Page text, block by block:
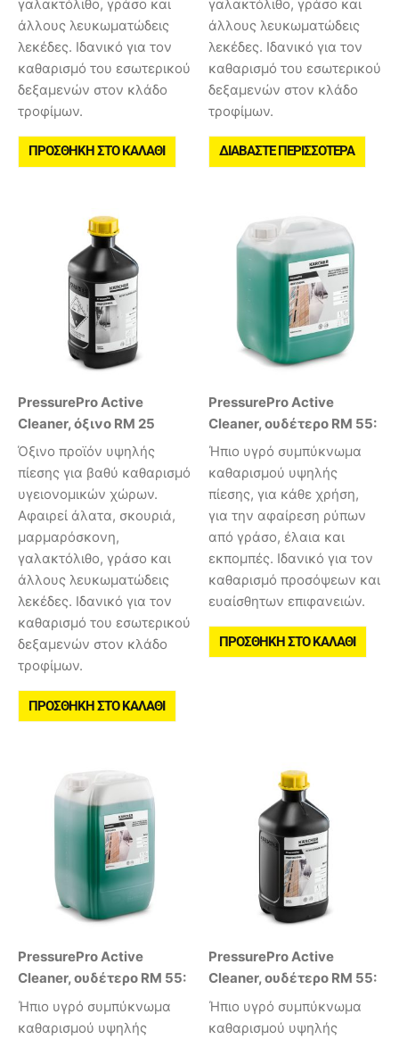
γαλακτόλιθο, γράσο και
άλλους λευκωματώδεις
λεκέδες. Ιδανικό για τον
καθαρισμό του εσωτερικού
δεξαμενών στον κλάδο
τροφίμων.
ΠΡΟΣΘΉΚΗ ΣΤΟ ΚΑΛΆΘΙ
γαλακτόλιθο, γράσο και
άλλους λευκωματώδεις
λεκέδες. Ιδανικό για τον
καθαρισμό του εσωτερικού
δεξαμενών στον κλάδο
τροφίμων.
ΔΙΑΒΆΣΤΕ ΠΕΡΙΣΣΌΤΕΡΑ
PressurePro Active
Cleaner, όξινο RM 25
Όξινο προϊόν υψηλής
πίεσης για βαθύ καθαρισμό
υγειονομικών χώρων.
Αφαιρεί άλατα, σκουριά,
μαρμαρόσκονη,
γαλακτόλιθο, γράσο και
άλλους λευκωματώδεις
λεκέδες. Ιδανικό για τον
καθαρισμό του εσωτερικού
δεξαμενών στον κλάδο
τροφίμων.
ΠΡΟΣΘΉΚΗ ΣΤΟ ΚΑΛΆΘΙ
PressurePro Active
Cleaner, ουδέτερο RM 55:
Ήπιο υγρό συμπύκνωμα
καθαρισμού υψηλής
πίεσης, για κάθε χρήση,
για την αφαίρεση ρύπων
από γράσο, έλαια και
εκπομπές. Ιδανικό για τον
καθαρισμό προσόψεων και
ευαίσθητων επιφανειών.
ΠΡΟΣΘΉΚΗ ΣΤΟ ΚΑΛΆΘΙ
PressurePro Active
Cleaner, ουδέτερο RM 55:
Ήπιο υγρό συμπύκνωμα
καθαρισμού υψηλής
PressurePro Active
Cleaner, ουδέτερο RM 55:
Ήπιο υγρό συμπύκνωμα
καθαρισμού υψηλής